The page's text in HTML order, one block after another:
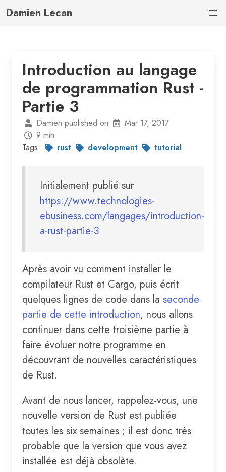
Damien Lecan
Introduction au langage
de programmation Rust -
Partie 3
Damien published on
Mar 17, 2017
9 min
Tags:
rust development tutorial
Initialement publié sur
https://www.technologies-
ebusiness.com/langages/introduction-
a-rust-partie-3
Après avoir vu comment installer le
compilateur Rust et Cargo, puis écrit
quelques lignes de code dans la seconde
partie de cette introduction, nous allons
continuer dans cette troisième partie à
faire évoluer notre programme en
découvrant de nouvelles caractéristiques
de Rust.
Avant de nous lancer, rappelez-vous, une
nouvelle version de Rust est publiée
toutes les six semaines ; il est donc très
probable que la version que vous avez
installée est déjà obsolète.